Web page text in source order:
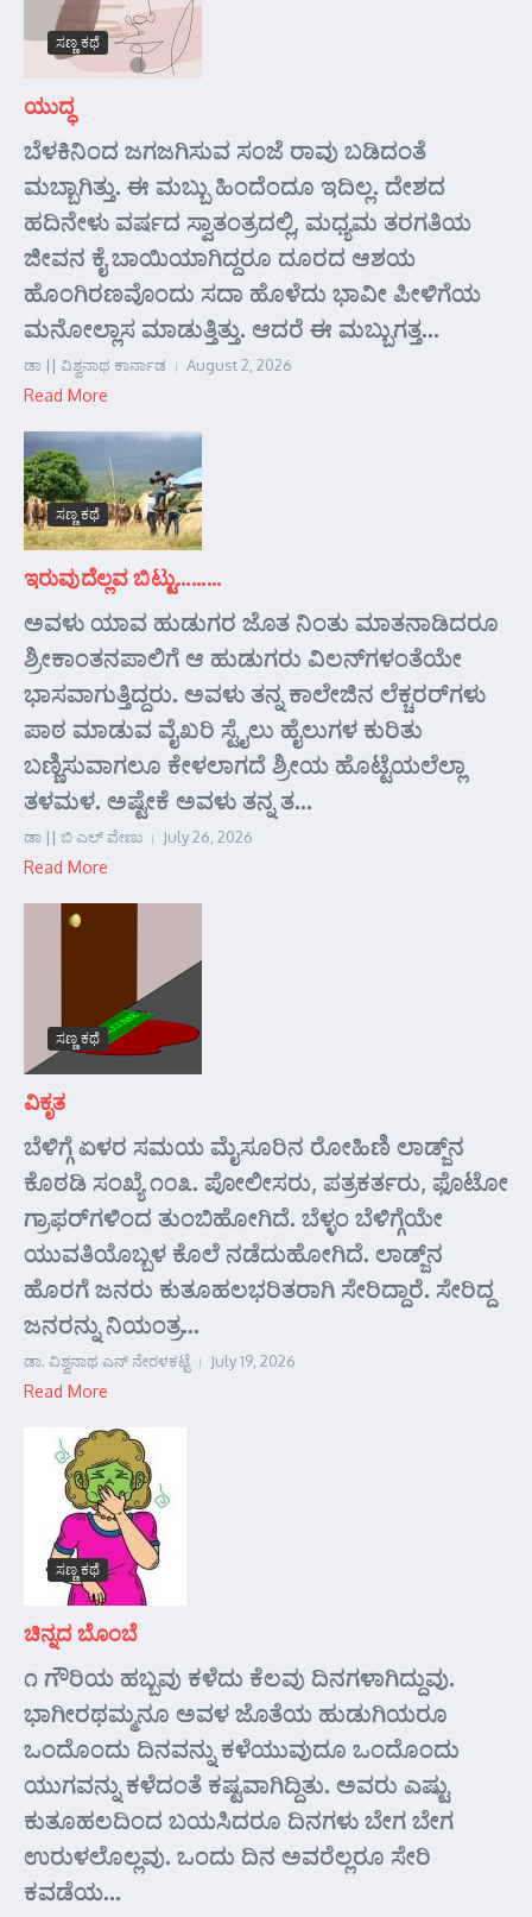
ಸಣ್ಣ ಕಥೆ
ಯುದ್ಧ
ಬೆಳಕಿನಿಂದ ಜಗಜಗಿಸುವ ಸಂಜೆ ರಾವು ಬಡಿದಂತೆ
ಮಬ್ಬಾಗಿತ್ತು. ಈ ಮಬ್ಬು ಹಿಂದೆಂದೂ ಇದಿಲ್ಲ. ದೇಶದ
ಹದಿನೇಳು ವರ್ಷದ ಸ್ವಾತಂತ್ರದಲ್ಲಿ, ಮಧ್ಯಮ ತರಗತಿಯ
ಜೀವನ ಕೈ ಬಾಯಿಯಾಗಿದ್ದರೂ ದೂರದ ಆಶಯ
ಹೊಂಗಿರಣವೊಂದು ಸದಾ ಹೊಳೆದು ಭಾವೀ ಪೀಳಿಗೆಯ
ಮನೋಲ್ಲಾಸ ಮಾಡುತ್ತಿತ್ತು. ಆದರೆ ಈ ಮಬ್ಬುಗತ್ತ...
ಡಾ || ವಿಶ್ವನಾಥ ಕಾರ್ನಾಡ August 2, 2026
Read More
ಸಣ್ಣ ಕಥೆ
ಇರುವುದೆಲ್ಲವ ಬಿಟ್ಟು………
ಅವಳು ಯಾವ ಹುಡುಗರ ಜೊತ ನಿಂತು ಮಾತನಾಡಿದರೂ
ಶ್ರೀಕಾಂತನಪಾಲಿಗೆ ಆ ಹುಡುಗರು ವಿಲನ್‌ಗಳಂತೆಯೇ
ಭಾಸವಾಗುತ್ತಿದ್ದರು. ಅವಳು ತನ್ನ ಕಾಲೇಜಿನ ಲೆಕ್ಚರರ್‌ಗಳು
ಪಾಠ ಮಾಡುವ ವೈಖರಿ ಸ್ಟೈಲು ಹೈಲುಗಳ ಕುರಿತು
ಬಣ್ಣಿಸುವಾಗಲೂ ಕೇಳಲಾಗದೆ ಶ್ರೀಯ ಹೊಟ್ಟೆಯಲೆಲ್ಲಾ
ತಳಮಳ. ಅಷ್ಟೇಕೆ ಅವಳು ತನ್ನ ತ...
ಡಾ || ಬಿ ಎಲ್ ವೇಣು July 26, 2026
Read More
ಸಣ್ಣ ಕಥೆ
ವಿಕೃತ
ಬೆಳಿಗ್ಗೆ ಏಳರ ಸಮಯ ಮೈಸೂರಿನ ರೋಹಿಣಿ ಲಾಡ್ಜ್‌ನ
ಕೊಠಡಿ ಸಂಖ್ಯೆ ೧೦೩. ಪೋಲೀಸರು, ಪತ್ರಕರ್ತರು, ಫೊಟೋ
ಗ್ರಾಫರ್‌ಗಳಿಂದ ತುಂಬಿಹೋಗಿದೆ. ಬೆಳ್ಳಂ ಬೆಳಿಗ್ಗೆಯೇ
ಯುವತಿಯೊಬ್ಬಳ ಕೊಲೆ ನಡೆದುಹೋಗಿದೆ. ಲಾಡ್ಜ್‌ನ
ಹೊರಗೆ ಜನರು ಕುತೂಹಲಭರಿತರಾಗಿ ಸೇರಿದ್ದಾರೆ. ಸೇರಿದ್ದ
ಜನರನ್ನು ನಿಯಂತ್ರ...
ಡಾ. ವಿಶ್ವನಾಥ ಎನ್ ನೇರಳಕಟ್ಟೆ July 19, 2026
Read More
ಸಣ್ಣ ಕಥೆ
ಚಿನ್ನದ ಬೊಂಬೆ
೧ ಗೌರಿಯ ಹಬ್ಬವು ಕಳೆದು ಕೆಲವು ದಿನಗಳಾಗಿದ್ದುವು.
ಭಾಗೀರಥಮ್ಮನೂ ಅವಳ ಜೊತೆಯ ಹುಡುಗಿಯರೂ
ಒಂದೊಂದು ದಿನವನ್ನು ಕಳೆಯುವುದೂ ಒಂದೊಂದು
ಯುಗವನ್ನು ಕಳೆದಂತೆ ಕಷ್ಟವಾಗಿದ್ದಿತು. ಅವರು ಎಷ್ಟು
ಕುತೂಹಲದಿಂದ ಬಯಸಿದರೂ ದಿನಗಳು ಬೇಗ ಬೇಗ
ಉರುಳಲೊಲ್ಲವು. ಒಂದು ದಿನ ಅವರೆಲ್ಲರೂ ಸೇರಿ
ಕವಡೆಯ...